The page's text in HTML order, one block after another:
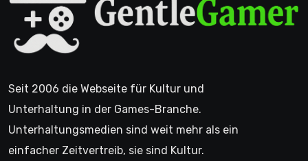
Seit 2006 die Webseite für Kultur und
Unterhaltung in der Games-Branche.
Unterhaltungsmedien sind weit mehr als ein
einfacher Zeitvertreib, sie sind Kultur.